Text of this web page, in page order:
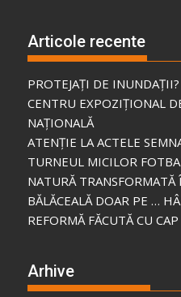
Articole recente
PROTEJAȚI DE INUNDAȚII?
CENTRU EXPOZIȚIONAL
NAȚIONALĂ
ATENȚIE LA ACTELE
TURNEUL MICILOR
NATURĂ TRANSFORMATĂ
BĂLĂCEALĂ DOAR PE …
REFORMĂ FĂCUTĂ CU CAP
Arhive